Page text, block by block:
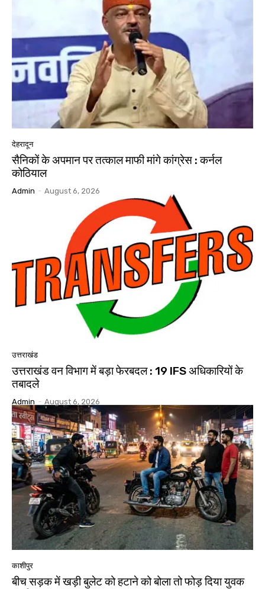
देहरादून
सैनिकों के अपमान पर तत्काल माफी मांगे कांग्रेस : कर्नल
कोठियाल
Admin - August 6, 2026
उत्तराखंड
उत्तराखंड वन विभाग में बड़ा फेरबदल : 19 IFS अधिकारियों के
तबादले
Admin - August 6, 2026
काशीपुर
बीच सड़क में खड़ी बुलेट को हटाने को बोला तो फोड़ दिया युवक